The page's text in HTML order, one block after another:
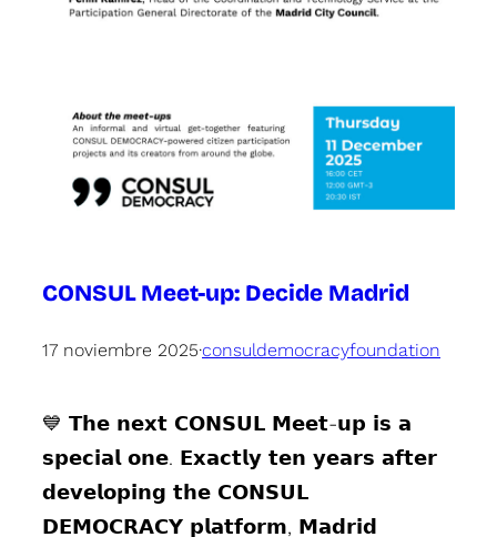
CONSUL Meet-up: Decide Madrid
17 noviembre 2025·consuldemocracyfoundation
💙 𝗧𝗵𝗲 𝗻𝗲𝘅𝘁 𝗖𝗢𝗡𝗦𝗨𝗟 𝗠𝗲𝗲𝘁-𝘂𝗽 𝗶𝘀 𝗮
𝘀𝗽𝗲𝗰𝗶𝗮𝗹 𝗼𝗻𝗲. 𝗘𝘅𝗮𝗰𝘁𝗹𝘆 𝘁𝗲𝗻 𝘆𝗲𝗮𝗿𝘀 𝗮𝗳𝘁𝗲𝗿
𝗱𝗲𝘃𝗲𝗹𝗼𝗽𝗶𝗻𝗴 𝘁𝗵𝗲 𝗖𝗢𝗡𝗦𝗨𝗟
𝗗𝗘𝗠𝗢𝗖𝗥𝗔𝗖𝗬 𝗽𝗹𝗮𝘁𝗳𝗼𝗿𝗺, 𝗠𝗮𝗱𝗿𝗶𝗱